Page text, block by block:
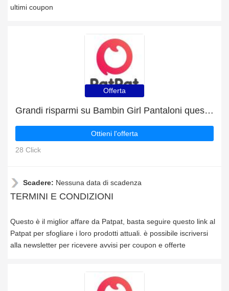
ultimi coupon
Offerta
Grandi risparmi su Bambin Girl Pantaloni questo mese
Ottieni l'offerta
28 Click
Scadere: Nessuna data di scadenza
TERMINI E CONDIZIONI
Questo è il miglior affare da Patpat, basta seguire questo link al
Patpat per sfogliare i loro prodotti attuali. è possibile iscriversi
alla newsletter per ricevere avvisi per coupon e offerte